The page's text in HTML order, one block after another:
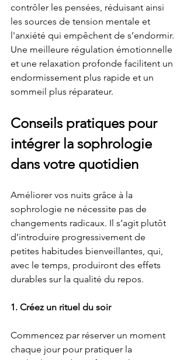
contrôler les pensées, réduisant ainsi
les sources de tension mentale et
l'anxiété qui empêchent de s’endormir.
Une meilleure régulation émotionnelle
et une relaxation profonde facilitent un
endormissement plus rapide et un
sommeil plus réparateur.
Conseils pratiques pour
intégrer la sophrologie
dans votre quotidien
Améliorer vos nuits grâce à la
sophrologie ne nécessite pas de
changements radicaux. Il s’agit plutôt
d’introduire progressivement de
petites habitudes bienveillantes, qui,
avec le temps, produiront des effets
durables sur la qualité du repos.
1. Créez un rituel du soir
Commencez par réserver un moment
chaque jour pour pratiquer la